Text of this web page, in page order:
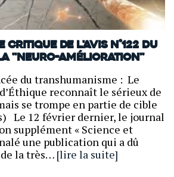
critique de l'avis n°122 du
la "neuro-amélioration"
du transhumanisme : Le
reconnaît le sérieux de
se trompe en partie de cible
Le 12 février dernier, le journal
supplément « Science et
une publication qui a dû
la très… [lire la suite]